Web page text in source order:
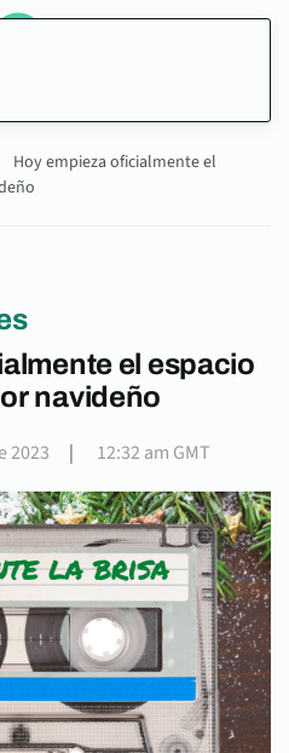
Hoy empieza oficialmente el
el espacio
navideño
2023 | 12:32 am GMT